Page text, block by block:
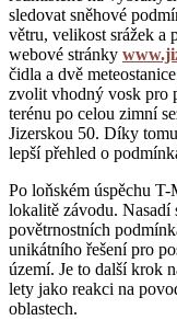
sledovat sněhové
větru, velikost srážek a
webové stránky
čidla a dvě
zvolit vhodný vosk pro
terénu po celou zimní
Jizerskou 50. Díky
lepší přehled o
Po loňském úspěchu
lokalitě závodu. Nasadí
povětrnostních
unikátního řešení pro
území. Je to další krok
lety jako reakci na
oblastech.